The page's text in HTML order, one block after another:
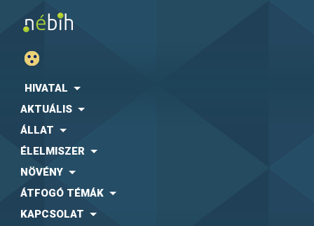
HIVATAL
AKTUÁLIS
ÁLLAT
ÉLELMISZER
NÖVÉNY
ÁTFOGÓ TÉMÁK
KAPCSOLAT